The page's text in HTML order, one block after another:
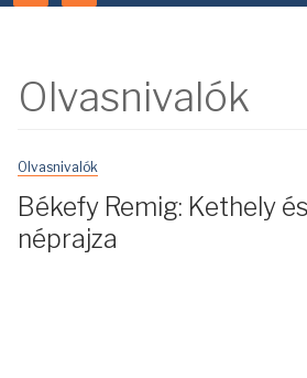
Olvasnivalók
Olvasnivalók
Békefy Remig: Kethely
néprajza